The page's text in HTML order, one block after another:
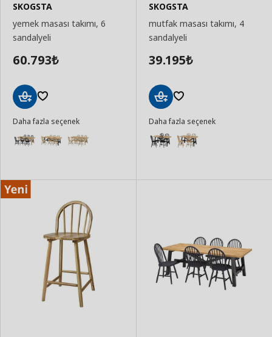
SKOGSTA
yemek masası takımı, 6
sandalyeli
60.793₺
Ekle
Daha fazla seçenek
SKOGSTA
mutfak masası takımı, 4
sandalyeli
39.195₺
Ekle
Daha fazla seçenek